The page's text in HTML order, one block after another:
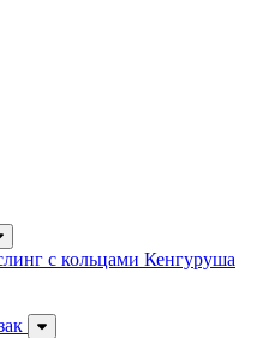
с кольцами Кенгуруша